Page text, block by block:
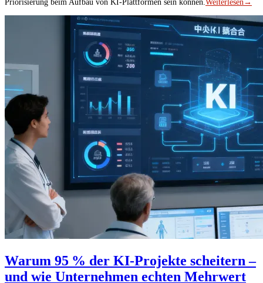
Priorisierung beim Aufbau von KI-Plattformen sein können.Weiterlesen→
Warum 95 % der KI-Projekte scheitern –
und wie Unternehmen echten Mehrwert